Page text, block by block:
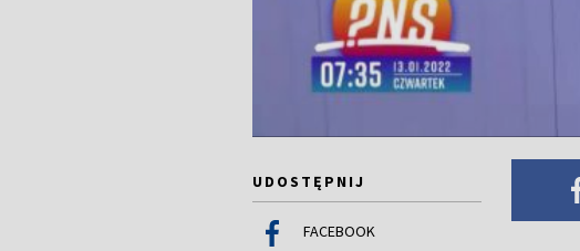
UDOSTĘPNIJ
FACEBOOK